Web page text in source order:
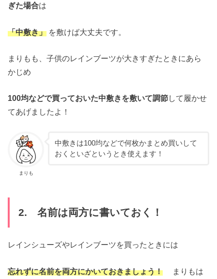
ぎた場合は
「中敷き」 を敷けば大丈夫です。
まりもも、子供のレインブーツが大きすぎたときにあら
かじめ
100均などで買っておいた中敷きを敷いて調節して履かせ
てあげましたよ！
まりも
中敷きは100均などで何枚かまとめ買いして
おくといざというとき使えます！
2. 名前は両方に書いておく！
レインシューズやレインブーツを買ったときには
忘れずに名前を両方にかいておきましょう！ まりもは